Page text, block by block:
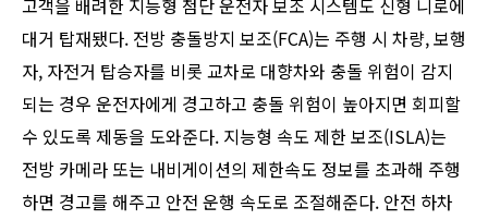
고객을 배려한 지능형 첨단 운전자 보조 시스템도 신형 니로에
대거 탑재됐다. 전방 충돌방지 보조(FCA)는 주행 시 차량, 보행
자, 자전거 탑승자를 비롯 교차로 대향차와 충돌 위험이 감지
되는 경우 운전자에게 경고하고 충돌 위험이 높아지면 회피할
수 있도록 제동을 도와준다. 지능형 속도 제한 보조(ISLA)는
전방 카메라 또는 내비게이션의 제한속도 정보를 초과해 주행
하면 경고를 해주고 안전 운행 속도로 조절해준다. 안전 하차